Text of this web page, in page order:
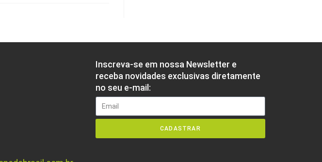
Inscreva-se em nossa Newsletter e
receba novidades exclusivas diretamente
no seu e-mail:
CADASTRAR